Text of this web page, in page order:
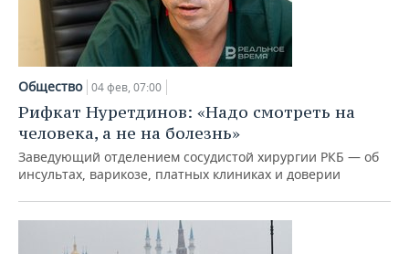
Общество 04 фев, 07:00
Рифкат Нуретдинов: «Надо смотреть на
человека, а не на болезнь»
Заведующий отделением сосудистой хирургии РКБ — об
инсультах, варикозе, платных клиниках и доверии